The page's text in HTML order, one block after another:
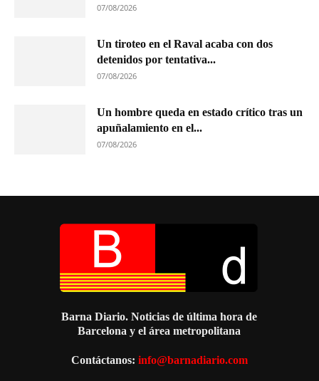
07/08/2026
Un tiroteo en el Raval acaba con dos
detenidos por tentativa...
07/08/2026
Un hombre queda en estado crítico tras un
apuñalamiento en el...
07/08/2026
Barna Diario. Noticias de última hora de
Barcelona y el área metropolitana
Contáctanos: info@barnadiario.com